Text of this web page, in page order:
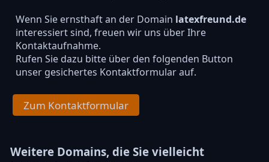
Wenn Sie ernsthaft an der Domain latexfreund.de
interessiert sind, freuen wir uns über Ihre
Kontaktaufnahme.
Rufen Sie dazu bitte über den folgenden Button
unser gesichertes Kontaktformular auf.
Zum Kontaktformular
Weitere Domains, die Sie vielleicht